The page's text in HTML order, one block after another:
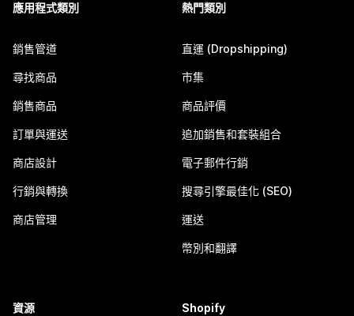
應用程式類別
銷售管道
尋找商品
銷售商品
訂單與運送
商店設計
行銷與轉換
商店管理
熱門類別
直運 (Dropshipping)
市集
商品評價
追加銷售和套裝組合
電子郵件行銷
搜尋引擎最佳化 (SEO)
運送
幣別和翻譯
資源 Shopify